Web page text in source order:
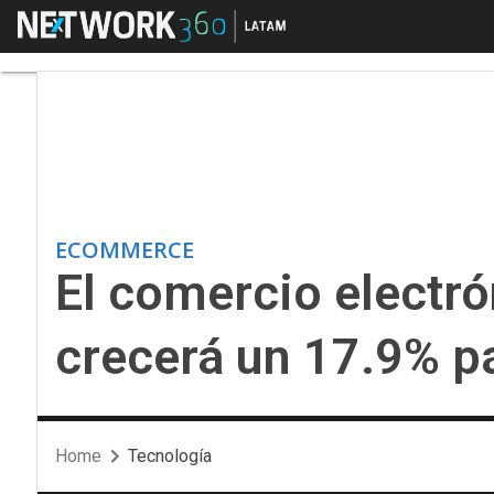
Menú
ECOMMERCE
El comercio
crecerá un 17.9%
Home Tecnología